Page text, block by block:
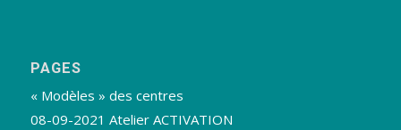
PAGES
« Modèles » des centres
08-09-2021 Atelier ACTIVATION